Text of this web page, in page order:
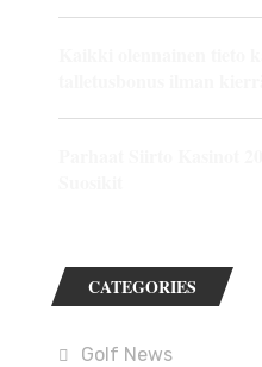
CATEGORIES
Golf News